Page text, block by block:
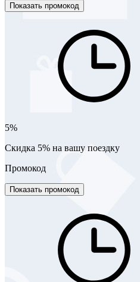
Показать промокод
5%
Скидка 5% на вашу поездку
Промокод
Показать промокод